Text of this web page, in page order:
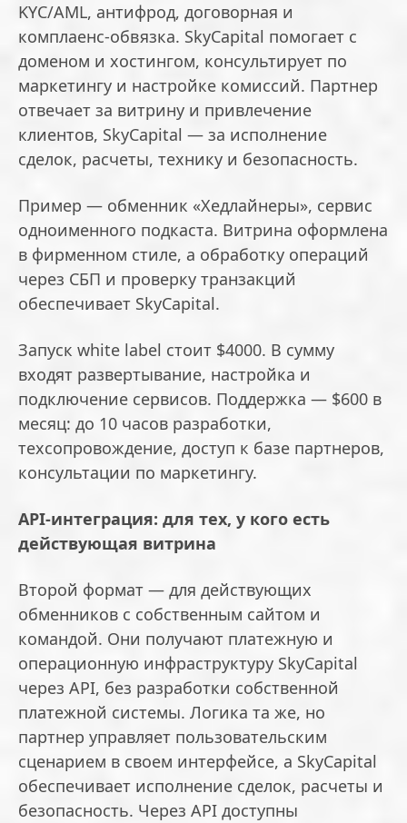
KYC/AML, антифрод, договорная и
комплаенс-обвязка. SkyCapital помогает с
доменом и хостингом, консультирует по
маркетингу и настройке комиссий. Партнер
отвечает за витрину и привлечение
клиентов, SkyCapital — за исполнение
сделок, расчеты, технику и безопасность.
Пример — обменник «Хедлайнеры», сервис
одноименного подкаста. Витрина оформлена
в фирменном стиле, а обработку операций
через СБП и проверку транзакций
обеспечивает SkyCapital.
Запуск white label стоит $4000. В сумму
входят развертывание, настройка и
подключение сервисов. Поддержка — $600 в
месяц: до 10 часов разработки,
техсопровождение, доступ к базе партнеров,
консультации по маркетингу.
API-интеграция: для тех, у кого есть
действующая витрина
Второй формат — для действующих
обменников с собственным сайтом и
командой. Они получают платежную и
операционную инфраструктуру SkyCapital
через API, без разработки собственной
платежной системы. Логика та же, но
партнер управляет пользовательским
сценарием в своем интерфейсе, а SkyCapital
обеспечивает исполнение сделок, расчеты и
безопасность. Через API доступны